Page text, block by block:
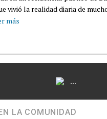
vivió la realidad diaria de
más
...
LA COMUNIDAD